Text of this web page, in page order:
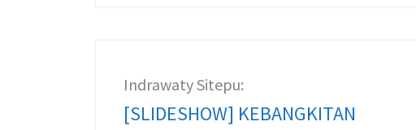
Indrawaty Sitepu:
[SLIDESHOW] KEBANGKITAN